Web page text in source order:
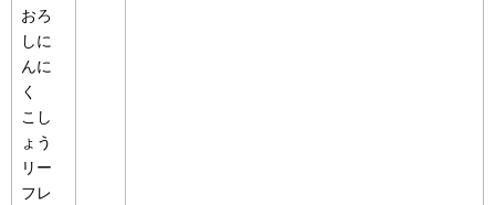
おろ
しに
んに
く
こし
ょう
リー
フレ